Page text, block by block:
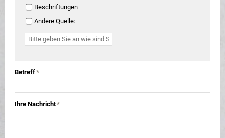
Beschriftungen
Andere Quelle:
Betreff*
Ihre Nachricht*